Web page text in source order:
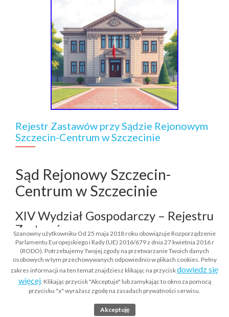
Rejestr Zastawów przy Sądzie Rejonowym
Szczecin-Centrum w Szczecinie
Sąd Rejonowy Szczecin-
Centrum w Szczecinie
XIV Wydział Gospodarczy – Rejestru
Zastawów
70-952 Szczecin, Plac Żołnierza
Polskiego 16
Obszar właściwości – okręgi:
gorzowski, koszaliński, szczeciński
Szanowny użytkowniku Od 25 maja 2018 roku obowiązuje Rozporządzenie
Parlamentu Europejskiego i Rady (UE) 2016/679 z dnia 27 kwietnia 2016 r
(RODO). Potrzebujemy Twojej zgody na przetwarzanie Twoich danych
osobowych w tym przechowywanych odpowiednio w plikach cookies. Pełny
zakres informacji na ten temat znajdziesz klikając na przyciskdowiedz się
więcej. Klikając przycisk "Akceptuje" lub zamykając to okno za pomocą
przycisku "x" wyrażasz zgodę na zasadach prywatności serwisu.
Akceptuję